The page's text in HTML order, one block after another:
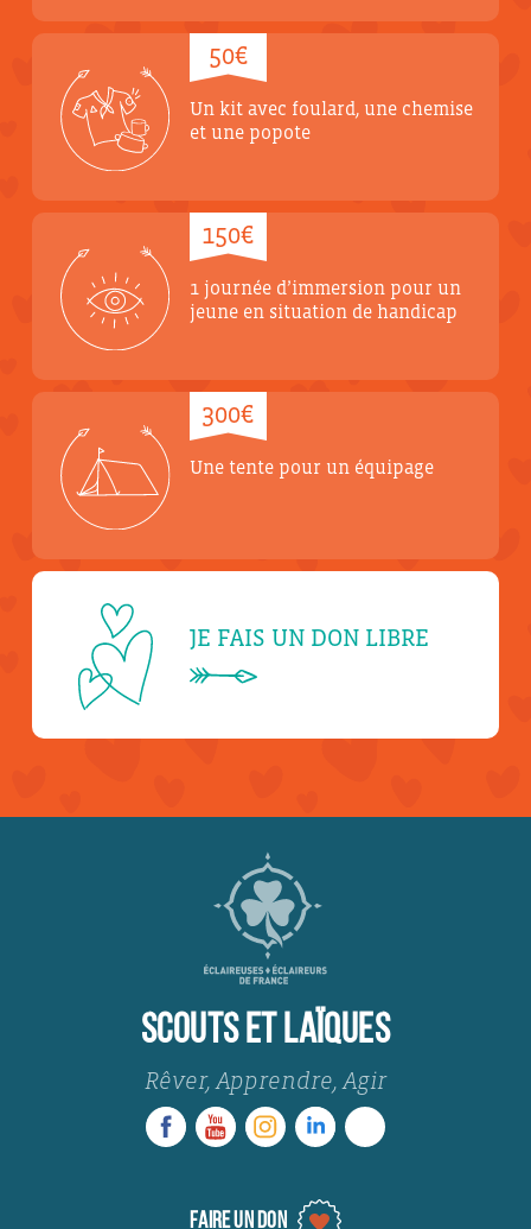
50€
Un kit avec foulard, une chemise
et une popote
150€
1 journée d’immersion pour un
jeune en situation de handicap
300€
Une tente pour un équipage
JE FAIS UN DON LIBRE
SCOUTS ET LAÏQUES
Rêver, Apprendre, Agir
FAIRE UN DON